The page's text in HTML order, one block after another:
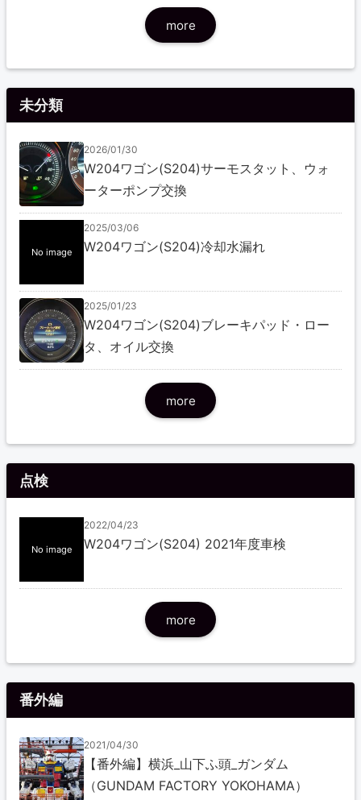
more
未分類
2026/01/30
W204ワゴン(S204)サーモスタット、ウォ
ーターポンプ交換
No image
2025/03/06
W204ワゴン(S204)冷却水漏れ
2025/01/23
W204ワゴン(S204)ブレーキパッド・ロー
タ、オイル交換
more
点検
No image
2022/04/23
W204ワゴン(S204) 2021年度車検
more
番外編
2021/04/30
【番外編】横浜_山下ふ頭_ガンダム
（GUNDAM FACTORY YOKOHAMA）